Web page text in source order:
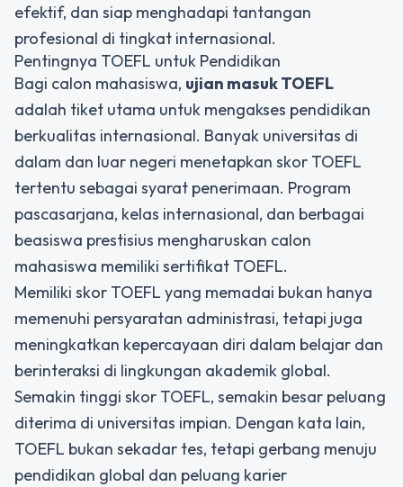
efektif, dan siap menghadapi tantangan
profesional di tingkat internasional.
Pentingnya TOEFL untuk Pendidikan
Bagi calon mahasiswa, ujian masuk TOEFL
adalah tiket utama untuk mengakses pendidikan
berkualitas internasional. Banyak universitas di
dalam dan luar negeri menetapkan skor TOEFL
tertentu sebagai syarat penerimaan. Program
pascasarjana, kelas internasional, dan berbagai
beasiswa prestisius mengharuskan calon
mahasiswa memiliki sertifikat TOEFL.
Memiliki skor TOEFL yang memadai bukan hanya
memenuhi persyaratan administrasi, tetapi juga
meningkatkan kepercayaan diri dalam belajar dan
berinteraksi di lingkungan akademik global.
Semakin tinggi skor TOEFL, semakin besar peluang
diterima di universitas impian. Dengan kata lain,
TOEFL bukan sekadar tes, tetapi gerbang menuju
pendidikan global dan peluang karier